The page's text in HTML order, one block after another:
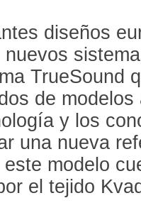
diseños
TrueSound
de
y los
una nueva
modelo
el tejido